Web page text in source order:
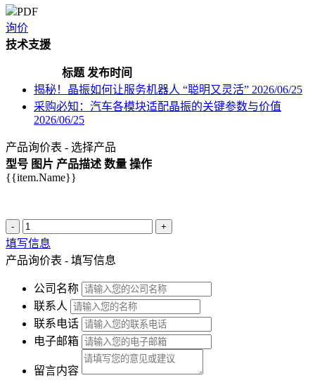
PDF
询价
技术支援
标题 发布时间
揭秘！晶振如何让服务机器人 “聪明又灵活” 2026/06/25
采购必知：汽车各模块适配晶振的关键参数与价值
2026/06/25
产品询价表 - 选择产品
型号 图片 产品描述 数量 操作
{{item.Name}}
- +
填写信息
产品询价表 - 填写信息
公司名称
联系人
联系电话
电子邮箱
留言内容